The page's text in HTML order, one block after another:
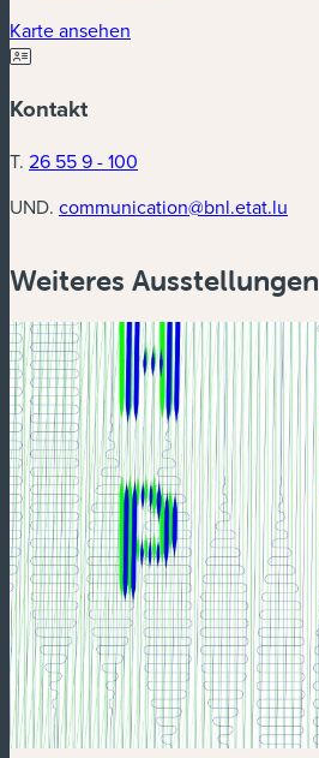
Karte ansehen
Kontakt
T. 26 55 9 - 100
UND. communication@bnl.etat.lu
Weiteres Ausstellungen